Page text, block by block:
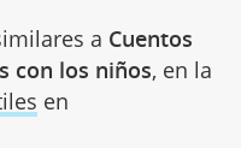
a Cuentos
con los niños, en la
en